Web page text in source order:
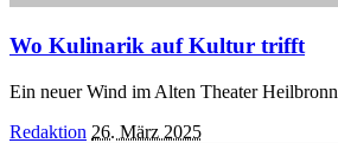
Wo Kulinarik auf Kultur trifft
Ein neuer Wind im Alten Theater Heilbronn
Posted
Redaktion 26. März 2025